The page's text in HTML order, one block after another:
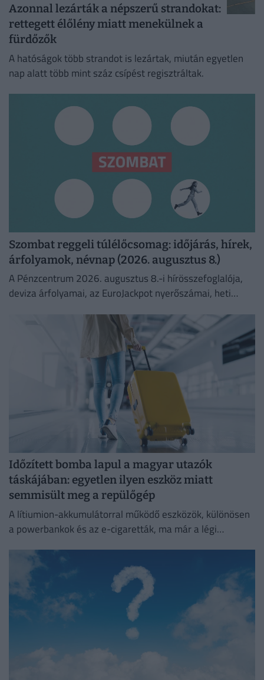
Azonnal lezárták a népszerű strandokat:
rettegett élőlény miatt menekülnek a
fürdőzők
A hatóságok több strandot is lezártak, miután egyetlen
nap alatt több mint száz csípést regisztráltak.
Szombat reggeli túlélőcsomag: időjárás, hírek,
árfolyamok, névnap (2026. augusztus 8.)
A Pénzcentrum 2026. augusztus 8.-i hírösszefoglalója,
deviza árfolyamai, az EuroJackpot nyerőszámai, heti
Időzített bomba lapul a magyar utazók
táskájában: egyetlen ilyen eszköz miatt
semmisült meg a repülőgép
A lítiumion-akkumulátorral működő eszközök, különösen
a powerbankok és az e-cigaretták, ma már a légi
jelentik.